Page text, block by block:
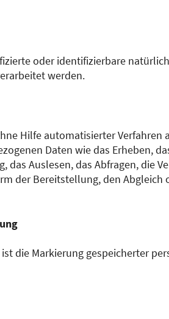
oder identifizierbare
werden.
Hilfe automatisierter Verfahren
Daten wie das Erheben,
das Auslesen, das Abfragen, die
der Bereitstellung, den
die Markierung gespeicherter